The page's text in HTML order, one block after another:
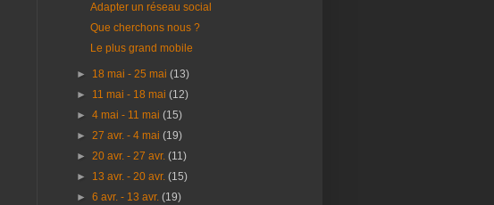
Adapter un réseau social
Que cherchons nous ?
Le plus grand mobile
► 18 mai - 25 mai(13)
► 11 mai - 18 mai(12)
►4 mai - 11 mai(15)
►27 avr. - 4 mai(19)
►20 avr. - 27 avr.(11)
► 13 avr. - 20 avr.(15)
►6 avr. - 13 avr.(19)